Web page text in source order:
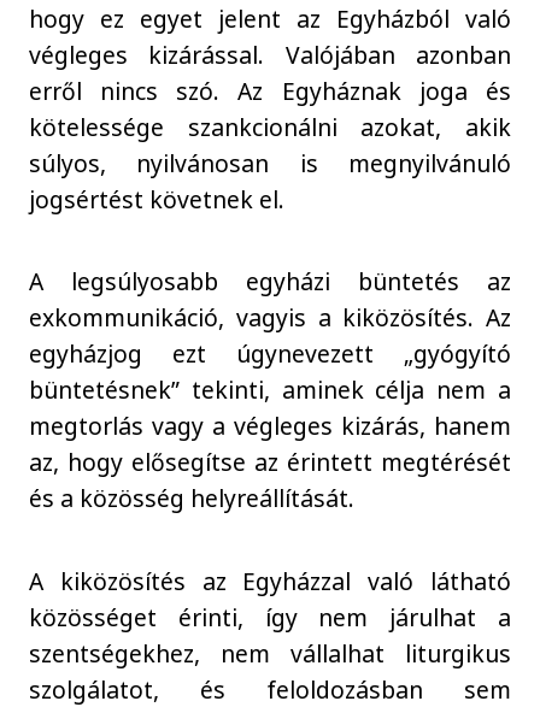
hogy ez egyet jelent az Egyházból való
végleges kizárással. Valójában azonban
erről nincs szó. Az Egyháznak joga és
kötelessége szankcionálni azokat, akik
súlyos, nyilvánosan is megnyilvánuló
jogsértést követnek el.
A legsúlyosabb egyházi büntetés az
exkommunikáció, vagyis a kiközösítés. Az
egyházjog ezt úgynevezett „gyógyító
büntetésnek” tekinti, aminek célja nem a
megtorlás vagy a végleges kizárás, hanem
az, hogy elősegítse az érintett megtérését
és a közösség helyreállítását.
A kiközösítés az Egyházzal való látható
közösséget érinti, így nem járulhat a
szentségekhez, nem vállalhat liturgikus
szolgálatot, és feloldozásban sem